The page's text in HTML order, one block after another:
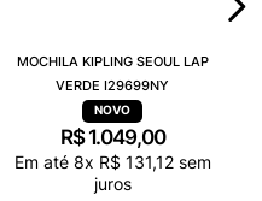
MOCHILA KIPLING SEOUL LAP
VERDE I29699NY
R$ 1.049,00
Em até 8x R$ 131,12sem
juros